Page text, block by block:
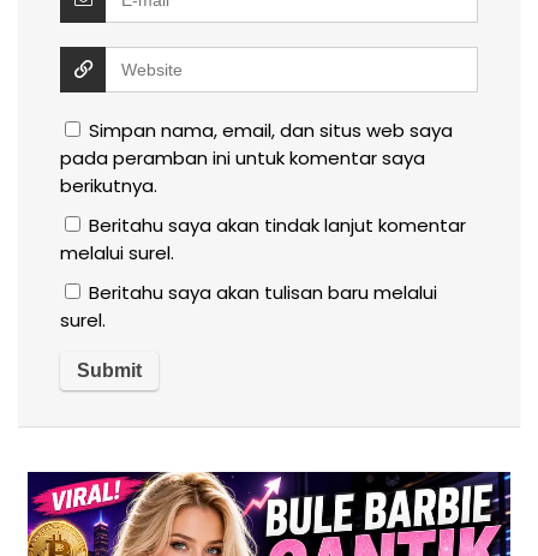
Simpan nama, email, dan situs web saya
pada peramban ini untuk komentar saya
berikutnya.
Beritahu saya akan tindak lanjut komentar
melalui surel.
Beritahu saya akan tulisan baru melalui
surel.